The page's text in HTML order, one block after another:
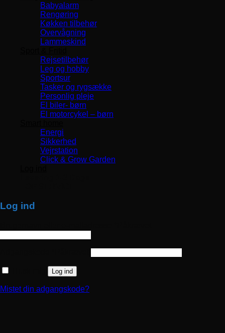
Babyalarm
Rengøring
Køkken tilbehør
Overvågning
Lammeskind
Rejsetilbehør
Leg og hobby
Sportsur
Tasker og rygsække
Personlig pleje
El biler- børn
El motorcykel – børn
Energi
Sikkerhed
Vejrstation
Click & Grow Garden
Log ind
Log ind
Mistet din adgangskode?